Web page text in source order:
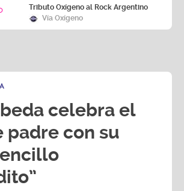
Vía Oxígeno
celebra el
padre con su
estrenó